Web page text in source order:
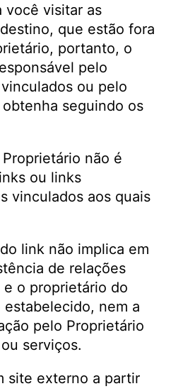
você visitar as
que estão fora
portanto, o
pelo
ou pelo
seguindo os
não é
ou links
vinculados aos quais
link não implica em
de relações
o proprietário do
nem a
pelo Proprietário
serviços.
site externo a partir